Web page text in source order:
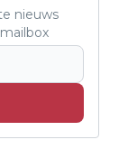
nieuws